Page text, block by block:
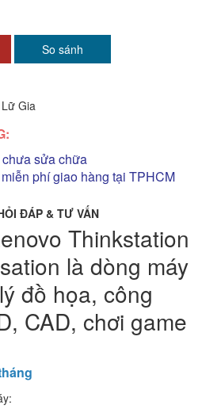
So sánh
Gia
sửa chữa
phí giao hàng tại TPHCM
ĐÁP & TƯ VẤN
Thinkstation
là dòng máy
đồ họa, công
CAD, chơi game